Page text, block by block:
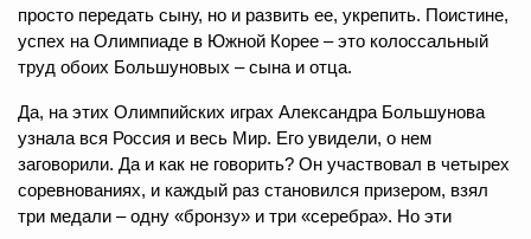
просто передать сыну, но и развить ее, укрепить. Поистине,
успех на Олимпиаде в Южной Корее – это колоссальный
труд обоих Большуновых – сына и отца.
Да, на этих Олимпийских играх Александра Большунова
узнала вся Россия и весь Мир. Его увидели, о нем
заговорили. Да и как не говорить? Он участвовал в четырех
соревнованиях, и каждый раз становился призером, взял
три медали – одну «бронзу» и три «серебра». Но эти